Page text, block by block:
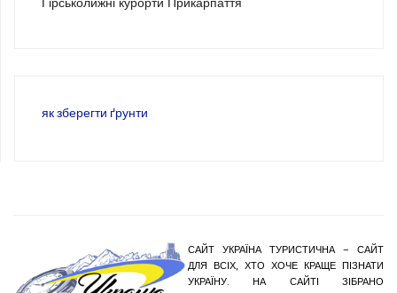
як зберегти ґрунти
САЙТ УКРАЇНА ТУРИСТИЧНА – САЙТ
ДЛЯ ВСІХ, ХТО ХОЧЕ КРАЩЕ ПІЗНАТИ
УКРАЇНУ. НА САЙТІ ЗІБРАНО